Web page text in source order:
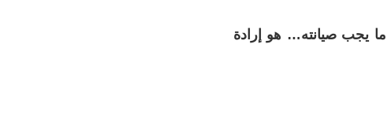
ما يجب صيانته… هو إرادة